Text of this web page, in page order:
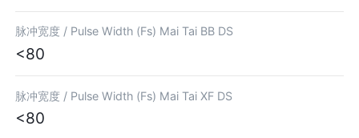
脉冲宽度 / Pulse Width (Fs) Mai Tai BB DS
<80
脉冲宽度 / Pulse Width (Fs) Mai Tai XF DS
<80